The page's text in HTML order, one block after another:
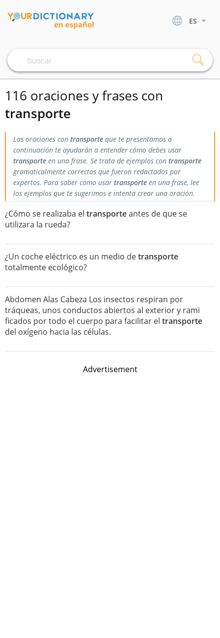
ES
116 oraciones y frases con
transporte
Las oraciones con transporte que te presentamos a
continuación te ayudarán a entender cómo debes usar
transporte en una frase. Se trata de ejemplos con transporte
gramaticalmente correctos que fueron redactados por
expertos. Para saber cómo usar transporte en una frase, lee
los ejemplos que te sugerimos e intenta crear una oración.
¿Cómo se realizaba el transporteantes de que se
utilizara la rueda?
¿Un coche eléctrico es un medio detransporte
totalmente ecológico?
Abdomen Alas Cabeza Los insectos respiran por
tráqueas, unos conductos abiertos al exterior y rami
ficados por todo el cuerpo para facilitar el transporte
del oxígeno hacia las células.
Advertisement